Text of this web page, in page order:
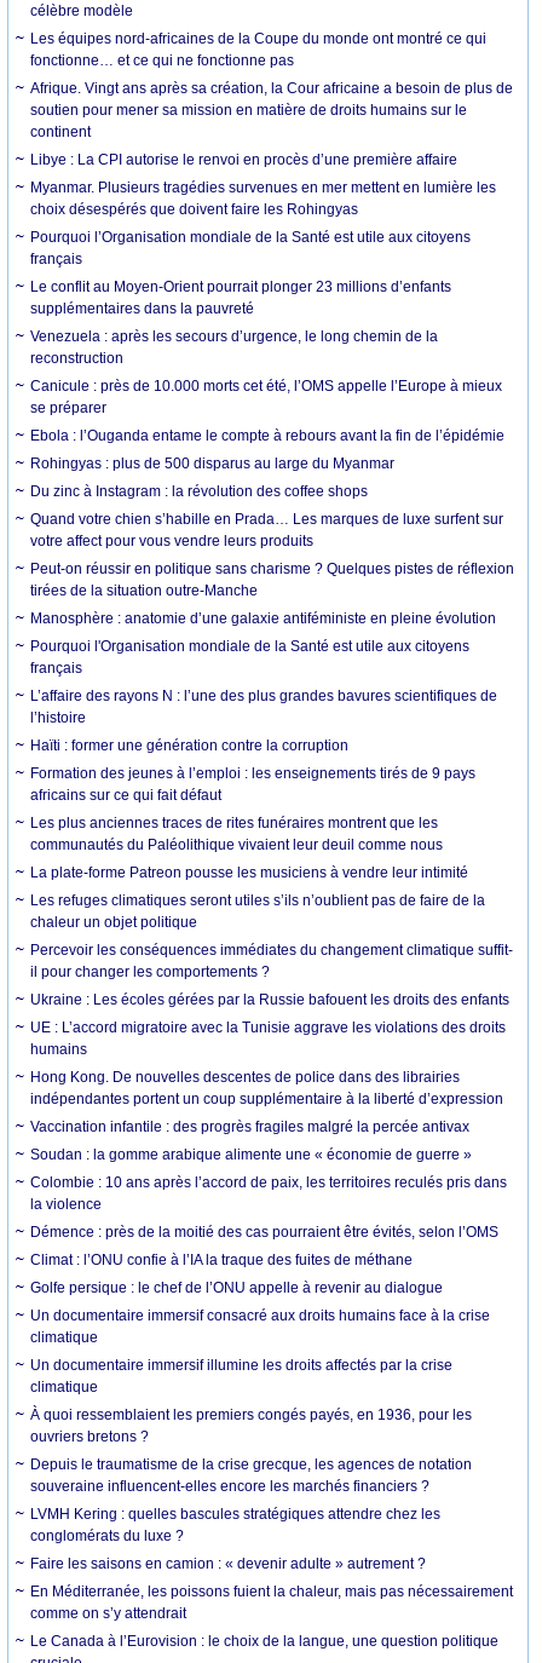
célèbre modèle
Les équipes nord-africaines de la Coupe du monde ont montré ce qui
fonctionne… et ce qui ne fonctionne pas
Afrique. Vingt ans après sa création, la Cour africaine a besoin de plus de
soutien pour mener sa mission en matière de droits humains sur le
continent
Libye : La CPI autorise le renvoi en procès d’une première affaire
Myanmar. Plusieurs tragédies survenues en mer mettent en lumière les
choix désespérés que doivent faire les Rohingyas
Pourquoi l’Organisation mondiale de la Santé est utile aux citoyens
français
Le conflit au Moyen-Orient pourrait plonger 23 millions d’enfants
supplémentaires dans la pauvreté
Venezuela : après les secours d’urgence, le long chemin de la
reconstruction
Canicule : près de 10.000 morts cet été, l’OMS appelle l’Europe à mieux
se préparer
Ebola : l’Ouganda entame le compte à rebours avant la fin de l’épidémie
Rohingyas : plus de 500 disparus au large du Myanmar
Du zinc à Instagram : la révolution des coffee shops
Quand votre chien s’habille en Prada… Les marques de luxe surfent sur
votre affect pour vous vendre leurs produits
Peut-on réussir en politique sans charisme ? Quelques pistes de réflexion
tirées de la situation outre-Manche
Manosphère : anatomie d’une galaxie antiféministe en pleine évolution
Pourquoi l'Organisation mondiale de la Santé est utile aux citoyens
français
L’affaire des rayons N : l’une des plus grandes bavures scientifiques de
l’histoire
Haïti : former une génération contre la corruption
Formation des jeunes à l’emploi : les enseignements tirés de 9 pays
africains sur ce qui fait défaut
Les plus anciennes traces de rites funéraires montrent que les
communautés du Paléolithique vivaient leur deuil comme nous
La plate-forme Patreon pousse les musiciens à vendre leur intimité
Les refuges climatiques seront utiles s’ils n’oublient pas de faire de la
chaleur un objet politique
Percevoir les conséquences immédiates du changement climatique suffit-
il pour changer les comportements ?
Ukraine : Les écoles gérées par la Russie bafouent les droits des enfants
UE : L’accord migratoire avec la Tunisie aggrave les violations des droits
humains
Hong Kong. De nouvelles descentes de police dans des librairies
indépendantes portent un coup supplémentaire à la liberté d’expression
Vaccination infantile : des progrès fragiles malgré la percée antivax
Soudan : la gomme arabique alimente une « économie de guerre »
Colombie : 10 ans après l’accord de paix, les territoires reculés pris dans
la violence
Démence : près de la moitié des cas pourraient être évités, selon l’OMS
Climat : l’ONU confie à l’IA la traque des fuites de méthane
Golfe persique : le chef de l’ONU appelle à revenir au dialogue
Un documentaire immersif consacré aux droits humains face à la crise
climatique
Un documentaire immersif illumine les droits affectés par la crise
climatique
À quoi ressemblaient les premiers congés payés, en 1936, pour les
ouvriers bretons ?
Depuis le traumatisme de la crise grecque, les agences de notation
souveraine influencent-elles encore les marchés financiers ?
LVMH Kering : quelles bascules stratégiques attendre chez les
conglomérats du luxe ?
Faire les saisons en camion : « devenir adulte » autrement ?
En Méditerranée, les poissons fuient la chaleur, mais pas nécessairement
comme on s’y attendrait
Le Canada à l’Eurovision : le choix de la langue, une question politique